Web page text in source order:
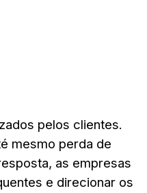
pelos clientes.
mesmo perda de
as empresas
e direcionar os